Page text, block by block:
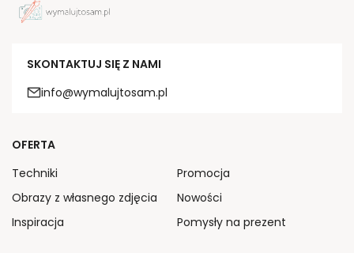
SKONTAKTUJ SIĘ Z NAMI
info@wymalujtosam.pl
OFERTA
Techniki
Obrazy z własnego zdjęcia
Inspiracja
Promocja
Nowości
Pomysły na prezent